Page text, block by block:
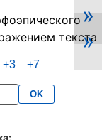
»
»
+3 +7
OK